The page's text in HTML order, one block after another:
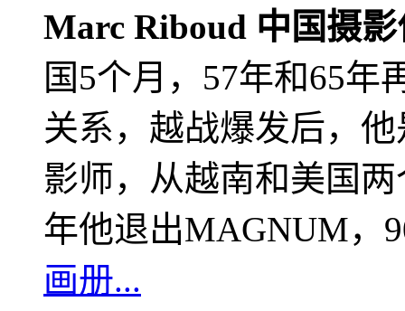
Marc Riboud 中国摄
国5个月，57年和65年
关系，越战爆发后，
影师，从越南和美国
年他退出MAGNUM，
画册...